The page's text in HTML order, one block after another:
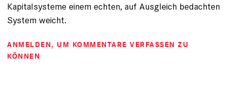
Kapitalsysteme einem echten, auf Ausgleich bedachten
System weicht.
ANMELDEN, UM KOMMENTARE VERFASSEN ZU
KÖNNEN